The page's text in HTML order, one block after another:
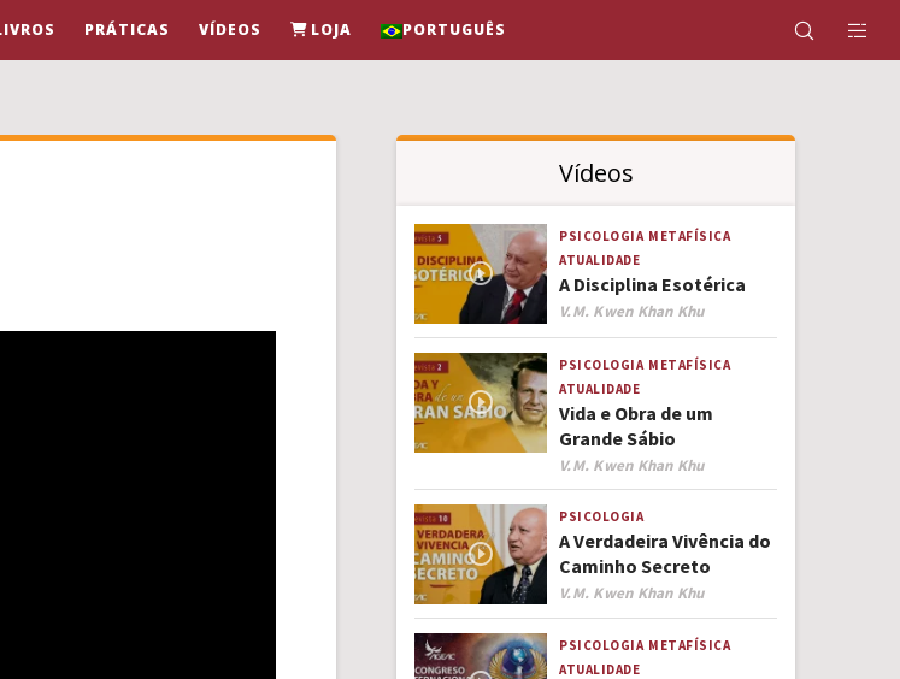
PRÁTICAS VÍDEOS LOJA PORTUGUÊS
Vídeos
PSICOLOGIA METAFÍSICA
ATUALIDADE
A Disciplina Esotérica
Author
V.M. Kwen Khan Khu
PSICOLOGIA METAFÍSICA
ATUALIDADE
Vida e Obra de um
Grande Sábio
Author
V.M. Kwen Khan Khu
PSICOLOGIA
A Verdadeira Vivência do
Caminho Secreto
Author
V.M. Kwen Khan Khu
PSICOLOGIA METAFÍSICA
ATUALIDADE